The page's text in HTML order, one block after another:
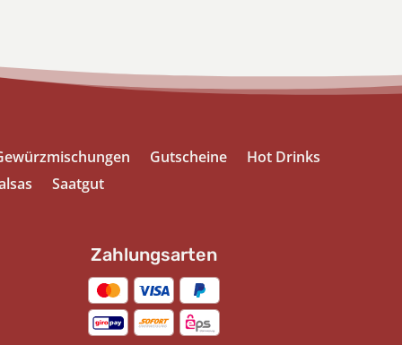
Gutscheine
Hot Drinks
Saatgut
Zahlungsarten